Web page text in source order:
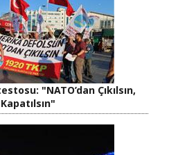
"NATO’dan Çıkılsın,